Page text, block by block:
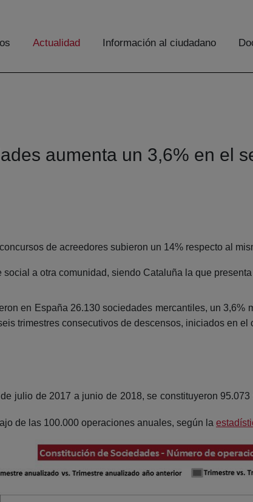
Actualidad Información al ciudadano
aumenta un 3,6% en el
de acreedores subieron un 14% respecto al
a otra comunidad, siendo Cataluña la que
en España 26.130 sociedades mercantiles, un 3,6%
trimestres consecutivos de descensos, iniciados en el
julio de 2017 a junio de 2018, se constituyeron
de las 100.000 operaciones anuales, según la